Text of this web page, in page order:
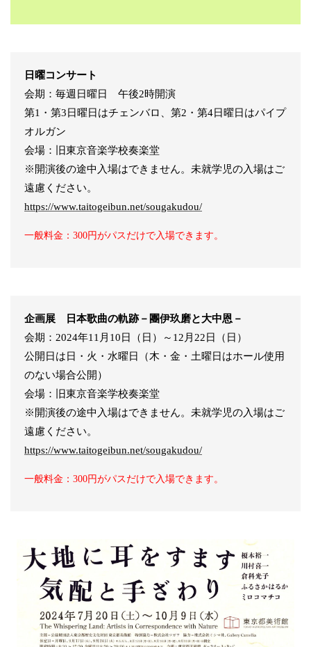
日曜コンサート
会期：毎週日曜日 午後2時開演
第1・第3日曜日はチェンバロ、第2・第4日曜日はパイプ
オルガン
会場：旧東京音楽学校奏楽堂
※開演後の途中入場はできません。未就学児の入場はご
遠慮ください。
https://www.taitogeibun.net/sougakudou/
一般料金：300円がパスだけで入場できます。
企画展 日本歌曲の軌跡－團伊玖磨と大中恩－
会期：2024年11月10日（日）～12月22日（日）
公開日は日・火・水曜日（木・金・土曜日はホール使用
のない場合公開）
会場：旧東京音楽学校奏楽堂
※開演後の途中入場はできません。未就学児の入場はご
遠慮ください。
https://www.taitogeibun.net/sougakudou/
一般料金：300円がパスだけで入場できます。